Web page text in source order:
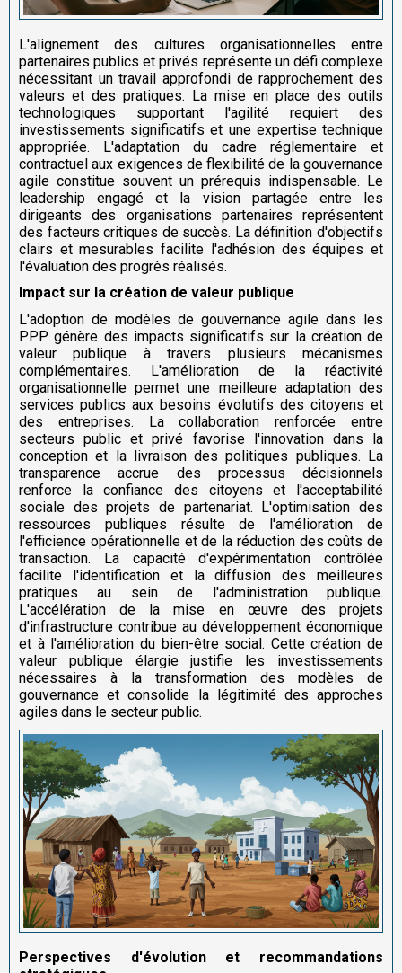
L'alignement des cultures organisationnelles entre
partenaires publics et privés représente un défi complexe
nécessitant un travail approfondi de rapprochement des
valeurs et des pratiques. La mise en place des outils
technologiques supportant l'agilité requiert des
investissements significatifs et une expertise technique
appropriée. L'adaptation du cadre réglementaire et
contractuel aux exigences de flexibilité de la gouvernance
agile constitue souvent un prérequis indispensable. Le
leadership engagé et la vision partagée entre les
dirigeants des organisations partenaires représentent
des facteurs critiques de succès. La définition d'objectifs
clairs et mesurables facilite l'adhésion des équipes et
l'évaluation des progrès réalisés.
Impact sur la création de valeur publique
L'adoption de modèles de gouvernance agile dans les
PPP génère des impacts significatifs sur la création de
valeur publique à travers plusieurs mécanismes
complémentaires. L'amélioration de la réactivité
organisationnelle permet une meilleure adaptation des
services publics aux besoins évolutifs des citoyens et
des entreprises. La collaboration renforcée entre
secteurs public et privé favorise l'innovation dans la
conception et la livraison des politiques publiques. La
transparence accrue des processus décisionnels
renforce la confiance des citoyens et l'acceptabilité
sociale des projets de partenariat. L'optimisation des
ressources publiques résulte de l'amélioration de
l'efficience opérationnelle et de la réduction des coûts de
transaction. La capacité d'expérimentation contrôlée
facilite l'identification et la diffusion des meilleures
pratiques au sein de l'administration publique.
L'accélération de la mise en œuvre des projets
d'infrastructure contribue au développement économique
et à l'amélioration du bien-être social. Cette création de
valeur publique élargie justifie les investissements
nécessaires à la transformation des modèles de
gouvernance et consolide la légitimité des approches
agiles dans le secteur public.
Perspectives d'évolution et recommandations